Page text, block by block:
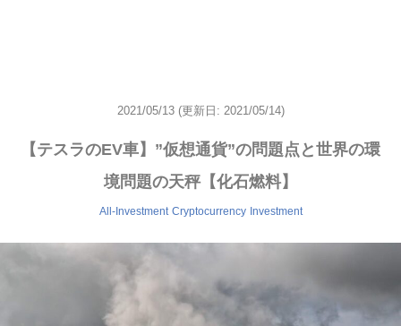
2021/05/13 (更新日: 2021/05/14)
【テスラのEV車】”仮想通貨”の問題点と世界の環
境問題の天秤【化石燃料】
All-Investment Cryptocurrency Investment